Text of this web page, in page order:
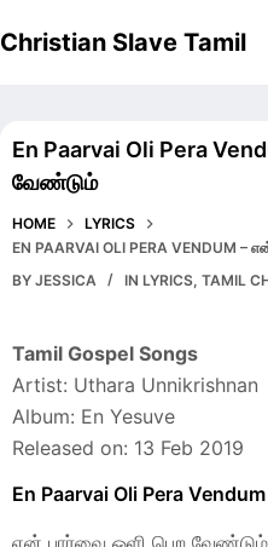
to
Christian Slave Tamil
En Paarvai Oli Pera
வேண்டும்
HOME
LYRICS
EN PAARVAI OLI PERA VENDUM –
BY JESSICA IN LYRICS,TAMIL
Tamil Gospel Songs
Artist: Uthara Unnikrishnan
Album: En Yesuve
Released on: 13 Feb 2019
En Paarvai Oli Pera